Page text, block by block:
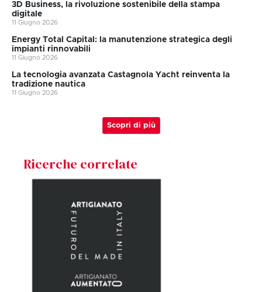
3D Business, la rivoluzione sostenibile della stampa
digitale
11 Giugno 2026
Energy Total Capital: la manutenzione strategica degli
impianti rinnovabili
11 Giugno 2026
La tecnologia avanzata Castagnola Yacht reinventa la
tradizione nautica
11 Giugno 2026
Scopri di più
Ricerche correlate